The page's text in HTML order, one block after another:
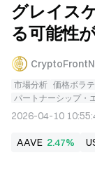
グレイス
る可能性
市場分析 価格ボラ
パートナーシップ・
2026-04-10
AAVE 2.47%